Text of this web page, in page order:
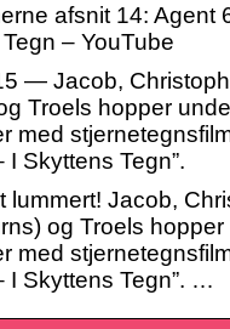
afsnit 14: Agent
– YouTube
— Jacob,
Troels hopper
med
Skyttens Tegn”.
lummert! Jacob,
og Troels hopper
med
I Skyttens Tegn”. …